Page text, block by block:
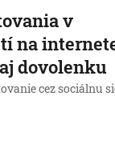
v
na
dovolenku
cez sociálnu